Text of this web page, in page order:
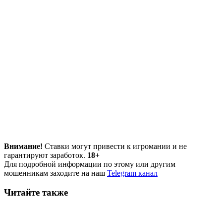
Внимание! Ставки могут привести к игромании и не
гарантируют заработок. 18+
Для подробной информации по этому или другим
мошенникам заходите на наш Telegram канал
Читайте также